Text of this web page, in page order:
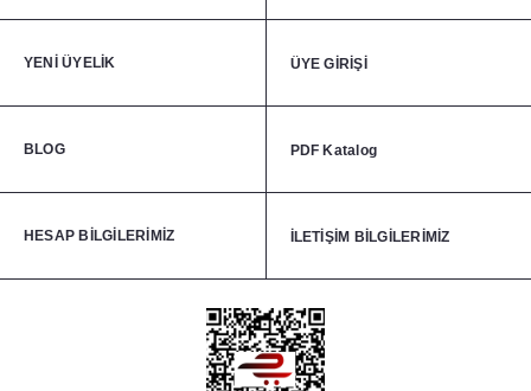
YENİ ÜYELİK ÜYE GİRİŞİ
BLOG PDF Katalog
HESAP BİLGİLERİMİZ İLETİŞİM BİLGİLERİMİZ